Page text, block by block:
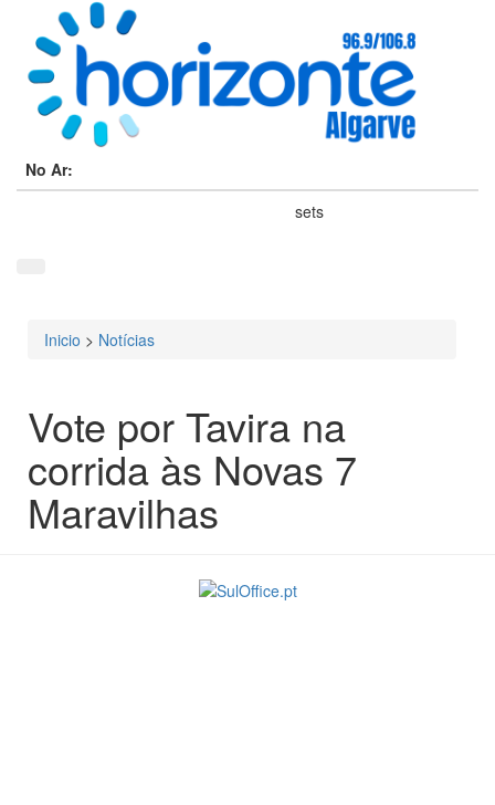
No Ar:
sets
Está aqui
Inicio > Notícias
Vote por Tavira na
corrida às Novas 7
Maravilhas